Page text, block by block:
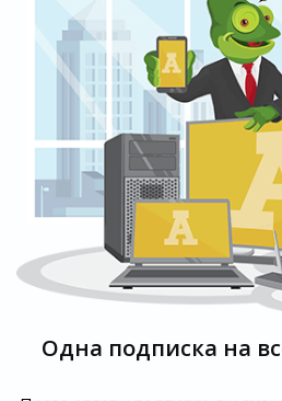
Одна подписка на